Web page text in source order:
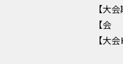
【大
【会
【大